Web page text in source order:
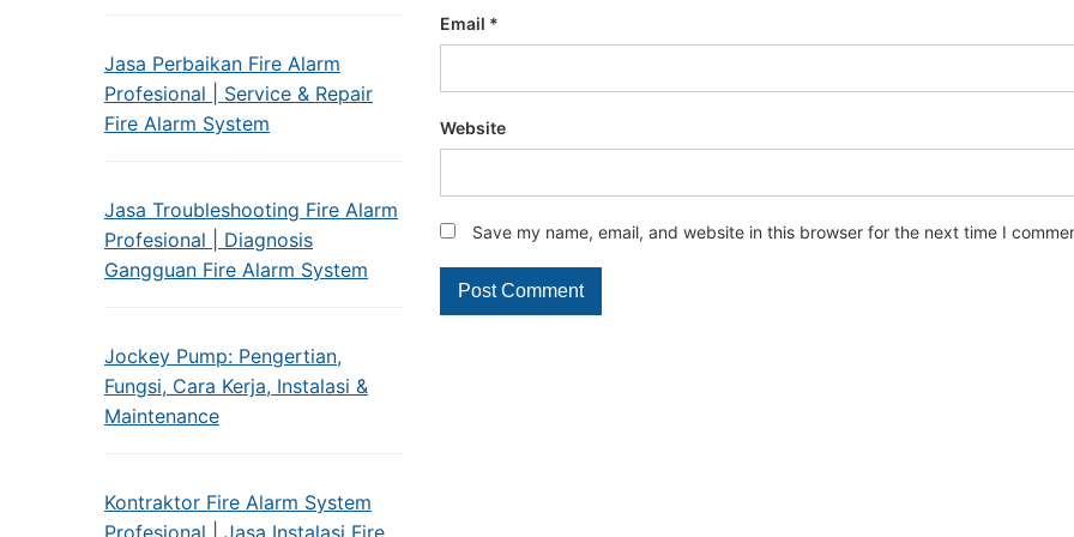
Jasa Perbaikan Fire Alarm
Profesional | Service & Repair
Fire Alarm System
Jasa Troubleshooting Fire Alarm
Profesional | Diagnosis
Gangguan Fire Alarm System
Jockey Pump: Pengertian,
Fungsi, Cara Kerja, Instalasi &
Maintenance
Kontraktor Fire Alarm System
Profesional | Jasa Instalasi Fire
Email *
Website
Save my name, email, and website in this browser for the next time I